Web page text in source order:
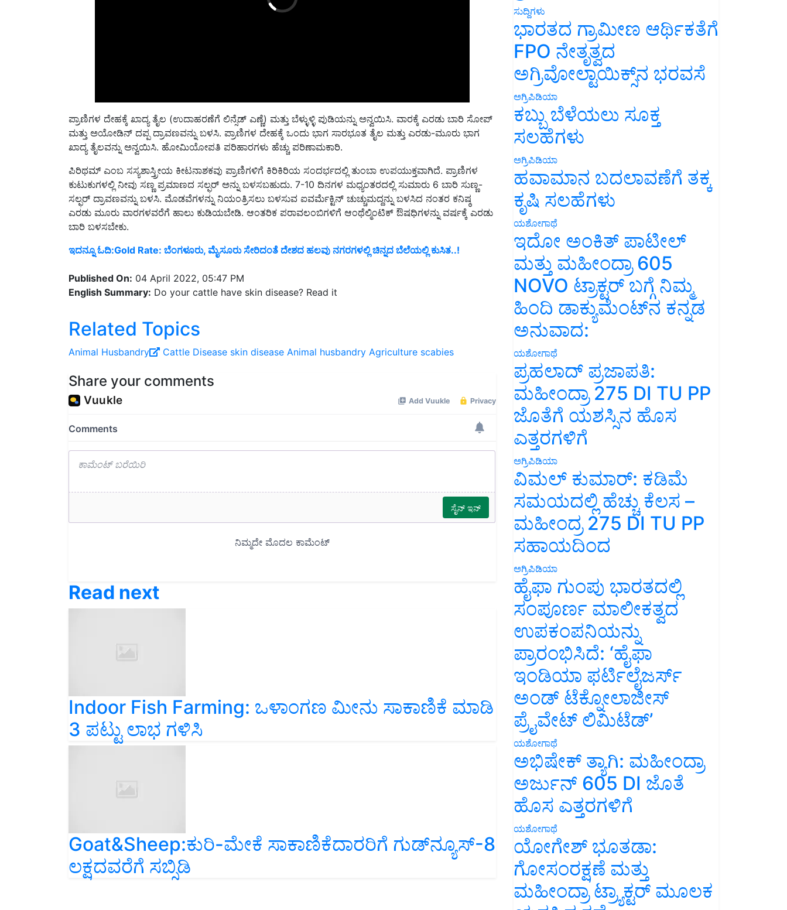
ಪ್ರಾಣಿಗಳ ದೇಹಕ್ಕೆ ಖಾದ್ಯ ತೈಲ (ಉದಾಹರಣೆಗೆ ಲಿನ್ಸೆಡ್ ಎಣ್ಣೆ) ಮತ್ತು ಬೆಳ್ಳುಳ್ಳಿ ಪುಡಿಯನ್ನು ಅನ್ವಯಿಸಿ. ವಾರಕ್ಕೆ ಎರಡು ಬಾರಿ ಸೋಪ್
ಮತ್ತು ಅಯೋಡಿನ್ ದಪ್ಪ ದ್ರಾವಣವನ್ನು ಬಳಸಿ. ಪ್ರಾಣಿಗಳ ದೇಹಕ್ಕೆ ಒಂದು ಭಾಗ ಸಾರಭೂತ ತೈಲ ಮತ್ತು ಎರಡು-ಮೂರು ಭಾಗ
ಖಾದ್ಯ ತೈಲವನ್ನು ಅನ್ವಯಿಸಿ. ಹೋಮಿಯೋಪತಿ ಪರಿಹಾರಗಳು ಹೆಚ್ಚು ಪರಿಣಾಮಕಾರಿ.
ಪಿರಿಥಮ್ ಎಂಬ ಸಸ್ಯಶಾಸ್ತ್ರೀಯ ಕೀಟನಾಶಕವು ಪ್ರಾಣಿಗಳಿಗೆ ಕಿರಿಕಿರಿಯ ಸಂದರ್ಭದಲ್ಲಿ ತುಂಬಾ ಉಪಯುಕ್ತವಾಗಿದೆ. ಪ್ರಾಣಿಗಳ
ಕುಟುಕುಗಳಲ್ಲಿ ನೀವು ಸಣ್ಣ ಪ್ರಮಾಣದ ಸಲ್ಫರ್ ಅನ್ನು ಬಳಸಬಹುದು. 7-10 ದಿನಗಳ ಮಧ್ಯಂತರದಲ್ಲಿ ಸುಮಾರು 6 ಬಾರಿ ಸುಣ್ಣ-
ಸಲ್ಫರ್ ದ್ರಾವಣವನ್ನು ಬಳಸಿ. ಮೊಡವೆಗಳನ್ನು ನಿಯಂತ್ರಿಸಲು ಬಳಸುವ ಐವರ್ಮೆಕ್ಟಿನ್ ಚುಚ್ಚುಮದ್ದನ್ನು ಬಳಸಿದ ನಂತರ ಕನಿಷ್ಠ
ಎರಡು ಮೂರು ವಾರಗಳವರೆಗೆ ಹಾಲು ಕುಡಿಯಬೇಡಿ. ಆಂತರಿಕ ಪರಾವಲಂಬಿಗಳಿಗೆ ಆಂಥೆಲ್ಮಿಂಟಿಕ್ ಔಷಧಿಗಳನ್ನು ವರ್ಷಕ್ಕೆ ಎರಡು
ಬಾರಿ ಬಳಸಬೇಕು.
English Summary:Do your cattle have skin disease? Read it
Related Topics
Animal Husbandry Cattle Disease
Indoor Fish Farming: ಒಳಾಂಗಣ ಮೀನು ಸಾಕಾಣಿಕೆ ಮಾಡಿ
3 ಪಟ್ಟು ಲಾಭ ಗಳಿಸಿ
Goat&Sheep:ಕುರಿ-ಮೇಕೆ ಸಾಕಾಣಿಕೆದಾರರಿಗೆ ಗುಡ್‌ನ್ಯೂಸ್‌-8
ಲಕ್ಷದವರೆಗೆ ಸಬ್ಸಿಡಿ
ಸುದ್ದಿಗಳು
ಭಾರತದ ಗ್ರಾಮೀಣ ಆರ್ಥಿಕತೆಗೆ
FPO ನೇತೃತ್ವದ
ಅಗ್ರಿವೋಲ್ಟಾಯಿಕ್ಸ್‌ನ ಭರವಸೆ
ಅಗ್ರಿಪಿಡಿಯಾ
ಕಬ್ಬು ಬೆಳೆಯಲು ಸೂಕ್ತ
ಸಲಹೆಗಳು
ಅಗ್ರಿಪಿಡಿಯಾ
ಹವಾಮಾನ ಬದಲಾವಣೆಗೆ ತಕ್ಕ
ಕೃಷಿ ಸಲಹೆಗಳು
ಯಶೋಗಾಥೆ
ಇದೋ ಅಂಕಿತ್ ಪಾಟೀಲ್
ಮತ್ತು ಮಹೀಂದ್ರಾ 605
NOVO ಟ್ರಾಕ್ಟರ್ ಬಗ್ಗೆ ನಿಮ್ಮ
ಹಿಂದಿ ಡಾಕ್ಯುಮೆಂಟ್‌ನ ಕನ್ನಡ
ಅನುವಾದ:
ಯಶೋಗಾಥೆ
ಪ್ರಹಲಾದ್ ಪ್ರಜಾಪತಿ:
ಮಹೀಂದ್ರಾ 275 DI TU PP
ಜೊತೆಗೆ ಯಶಸ್ಸಿನ ಹೊಸ
ಎತ್ತರಗಳಿಗೆ
ಅಗ್ರಿಪಿಡಿಯಾ
ವಿಮಲ್ ಕುಮಾರ್: ಕಡಿಮೆ
ಸಮಯದಲ್ಲಿ ಹೆಚ್ಚು ಕೆಲಸ –
ಮಹೀಂದ್ರ 275 DI TU PP
ಸಹಾಯದಿಂದ
ಅಗ್ರಿಪಿಡಿಯಾ
ಹೈಫಾ ಗುಂಪು ಭಾರತದಲ್ಲಿ
ಸಂಪೂರ್ಣ ಮಾಲೀಕತ್ವದ
ಉಪಕಂಪನಿಯನ್ನು
ಪ್ರಾರಂಭಿಸಿದೆ: ‘ಹೈಫಾ
ಇಂಡಿಯಾ ಫರ್ಟಿಲೈಜರ್ಸ್
ಅಂಡ್ ಟೆಕ್ನೋಲಾಜೀಸ್
ಪ್ರೈವೇಟ್ ಲಿಮಿಟೆಡ್’
ಯಶೋಗಾಥೆ
ಅಭಿಷೇಕ್ ತ್ಯಾಗಿ: ಮಹೀಂದ್ರಾ
ಅರ್ಜುನ್ 605 DI ಜೊತೆ
ಹೊಸ ಎತ್ತರಗಳಿಗೆ
ಯಶೋಗಾಥೆ
ಯೋಗೇಶ್ ಭೂತಡಾ:
ಗೋಸಂರಕ್ಷಣೆ ಮತ್ತು
ಮಹೀಂದ್ರಾ ಟ್ರ್ಯಾಕ್ಟರ್ ಮೂಲಕ